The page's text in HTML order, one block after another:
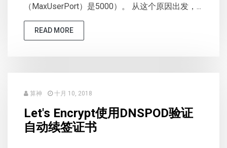
（MaxUserPort）是5000）。 从这个原因出发，...
READ MORE
算神 十月 10, 2018
Let's Encrypt使用DNSPOD验证
自动续签证书